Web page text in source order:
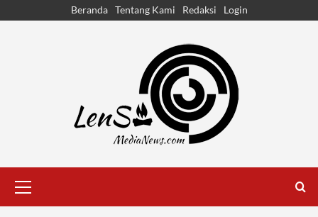
Beranda Tentang Kami Redaksi Login
Menu